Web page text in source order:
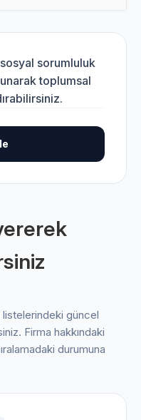
sorumluluk
toplumsal
listelerindeki güncel
Firma hakkındaki
durumuna